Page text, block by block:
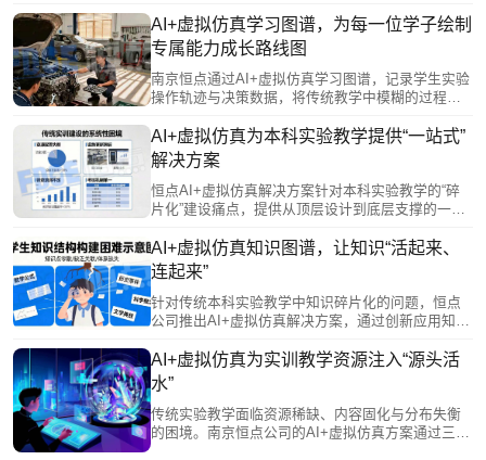
学生操作细节，进行智能比对与分析，建立个性化
能力档案并生成可视化学习报告，支持学生自我改
进与教师精准教学。其开放架构提供二次开发接口
和编辑器，方便教师自主创建实验模块，对接现有
系统，实现数据贯通。
AI+虚拟仿真学习图谱，为每一位学子绘制
专属能力成长路线图
南京恒点通过AI+虚拟仿真学习图谱，记录学生实验
操作轨迹与决策数据，将传统教学中模糊的过程转
推荐个性化学习路径与拓展方向；同时为教师提供
多维教学报告，支持精准指导与策略调整。该技术
助力学生从被动接收者成长为主动管理者，实现从
“标准化培养”向“个性化成长”的转变。
AI+虚拟仿真为本科实验教学提供“一站式”
解决方案
恒点AI+虚拟仿真解决方案针对本科实验教学的“碎
片化”建设痛点，提供从顶层设计到底层支撑的一站
孤岛，实现教学全流程贯通；资源体系覆盖多学科
并支持院校特色接入，服务贯穿建设全周期。它赋
能教师进行知识图谱规划，为学生提供个性化沉浸
环境，并具备持续进化能力，确保实验教学与学科
前沿同步，系统性地支撑院校教学改革的深化与创
AI+虚拟仿真知识图谱，让知识“活起来、
连起来”
针对传统本科实验教学中知识碎片化的问题，恒点
公司推出AI+虚拟仿真解决方案，通过创新应用知识
案构建了多层级知识网络，既能帮助学生直观感知
知识关联、自主规划学习路径，又能通过数据画像
为教师提供教学洞察，实现因材施教。基于图谱的
过程性评价，还能有效反映学生的知识迁移能力和
思维路径，为综合素质评价提供依据。让知识“活起
AI+虚拟仿真为实训教学资源注入“源头活
水”
传统实验教学面临资源稀缺、内容固化与分布失衡
的困境。南京恒点公司的AI+虚拟仿真方案通过三大